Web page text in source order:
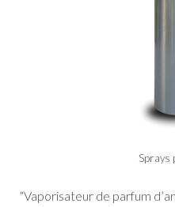
Sprays
“Vaporisateur de parfum